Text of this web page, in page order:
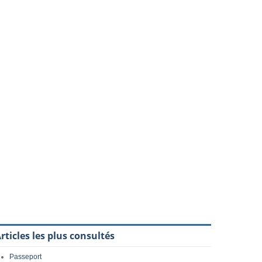
les plus consultés
Passeport